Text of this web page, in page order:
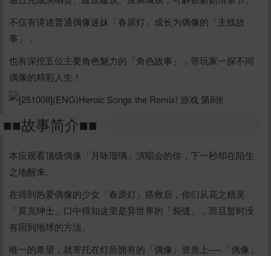
不仅有讲述普通偶像迷妹「春原灯」成长为偶像的「主线故
事」，
也有深挖五位主要角色魅力的「角色故事」，带玩家一探不同
偶像的精彩人生！
■■故事简介■■
本应观看顶级偶像「月咏瑠璃」演唱会的你，下一秒却在陌生
之地醒来。
在得到热爱偶像的少女「春原灯」搭救后，你们从花之精灵
「莫克绅士」口中得知这里是异世界的「裂缝」，而且暂时没
有回到地球的方法。
唯一的希望，就寄托在灯所拥有的「偶像」资质上──「偶像」